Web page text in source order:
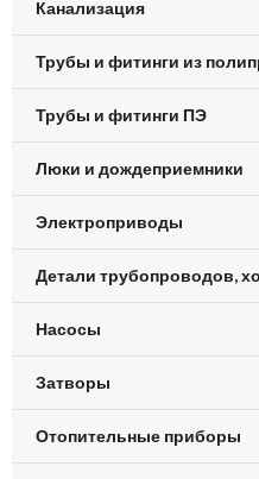
Канализация
Трубы и фитинги из
Трубы и фитинги ПЭ
Люки и дождеприемники
Электроприводы
Детали трубопроводов,
Насосы
Затворы
Отопительные приборы